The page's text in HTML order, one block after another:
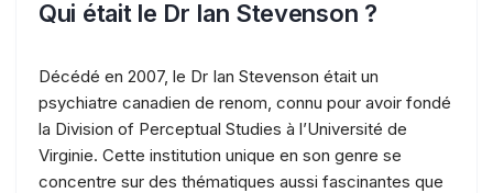
Qui était le Dr Ian Stevenson ?
Décédé en 2007, le Dr Ian Stevenson était un
psychiatre canadien de renom, connu pour avoir fondé
la Division of Perceptual Studies à l’Université de
Virginie. Cette institution unique en son genre se
concentre sur des thématiques aussi fascinantes que